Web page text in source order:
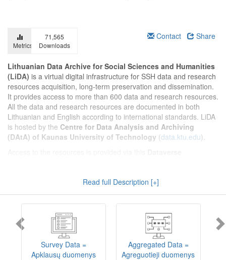
Metrics
71,565
Downloads
Contact Share
Lithuanian Data Archive for Social Sciences and Humanities
(LiDA) is a virtual digital infrastructure for SSH data and research
resources acquisition, long-term preservation and dissemination.
It provides access to more than 600 data and research resources.
All the data and research resources are documented in both
Lithuanian and English according to international standards. LiDA
is hosted by the Centre for Data Analysis and Archiving
(DAtA) of Kaunas University of Technology (data.ktu.edu).
implemented). LiDA curates different types of resources and they
are published into catalogues according to the type:Survey Data,
Interview Data,Aggregated Data
(including Historical Statistics),
, andEncoded Data
(including News Media Studies).
Also, LiDA holds collections of data produced in large national
projets (
Large Project Data
) as well as social sciences and
humanities data deposited by Lithuanian science and higher
education institutions and Lithuanian governmental institutions
Read full Description [+]
Survey Data =
Apklausų duomenys
Aggregated Data =
Agreguotieji duomenys